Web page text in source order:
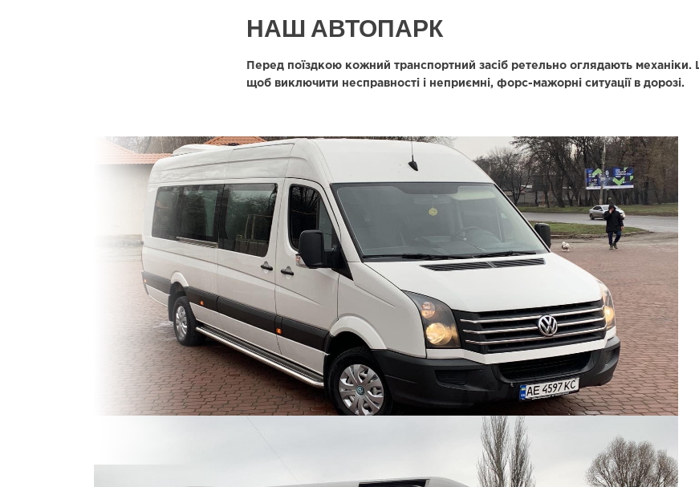
НАШ АВТОПАРК
Перед поїздкою кожний транспортний засіб ретельно оглядають механіки.
щоб виключити несправності і неприємні, форс-мажорні ситуації в дорозі.